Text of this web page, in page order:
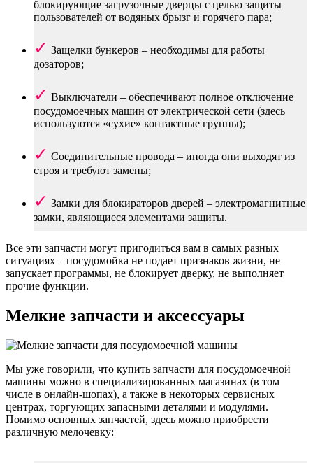
блокирующие загрузочные дверцы с целью защиты
пользователей от водяных брызг и горячего пара;
Защелки бункеров – необходимы для работы
дозаторов;
Выключатели – обеспечивают полное отключение
посудомоечных машин от электрической сети (здесь
используются «сухие» контактные группы);
Соединительные провода – иногда они выходят из
строя и требуют замены;
Замки для блокираторов дверей – электромагнитные
замки, являющиеся элементами защиты.
Все эти запчасти могут пригодиться вам в самых разных
ситуациях – посудомойка не подает признаков жизни, не
запускает программы, не блокирует дверку, не выполняет
прочие функции.
Мелкие запчасти и аксессуары
Мы уже говорили, что купить запчасти для посудомоечной
машины можно в специализированных магазинах (в том
числе в онлайн-шопах), а также в некоторых сервисных
центрах, торгующих запасными деталями и модулями.
Помимо основных запчастей, здесь можно приобрести
различную мелочевку: